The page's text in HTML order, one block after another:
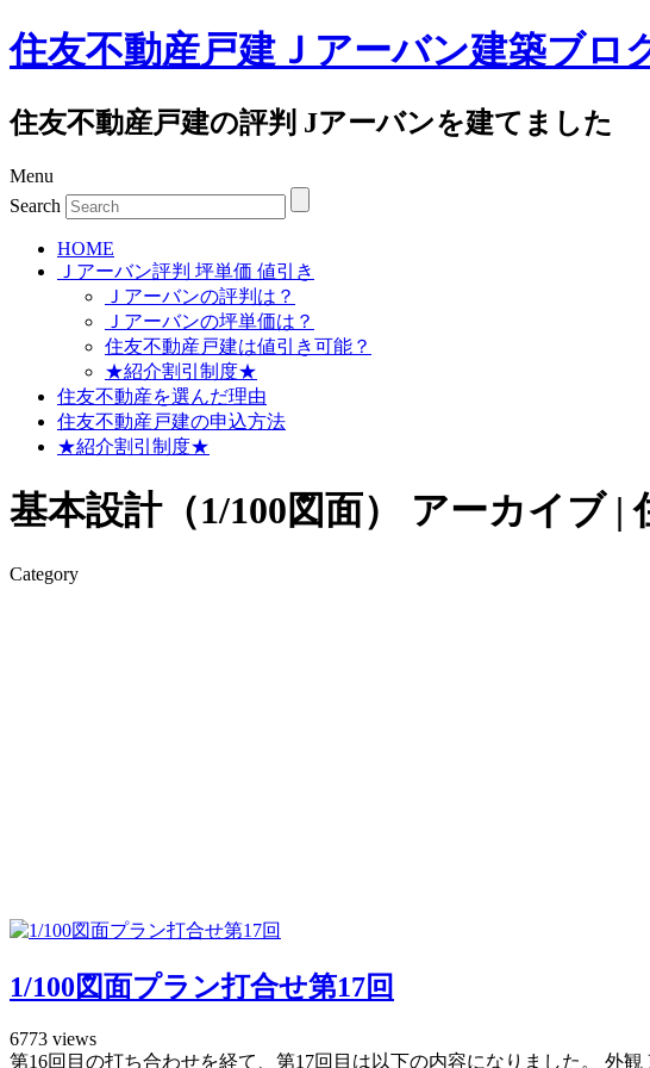
住友不動産戸建Ｊアーバン建築ブロ
住友不動産戸建の評判 Jアーバンを建てました
Menu
Search
HOME
Ｊアーバン評判 坪単価 値引き
Ｊアーバンの評判は？
Ｊアーバンの坪単価は？
住友不動産戸建は値引き可能？
★紹介割引制度★
住友不動産を選んだ理由
住友不動産戸建の申込方法
★紹介割引制度★
基本設計（1/100図面） アーカイブ
Category
1/100図面プラン打合せ第17回
6773 views
第16回目の打ち合わせを経て、第17回目は以下の内容になりました。 外